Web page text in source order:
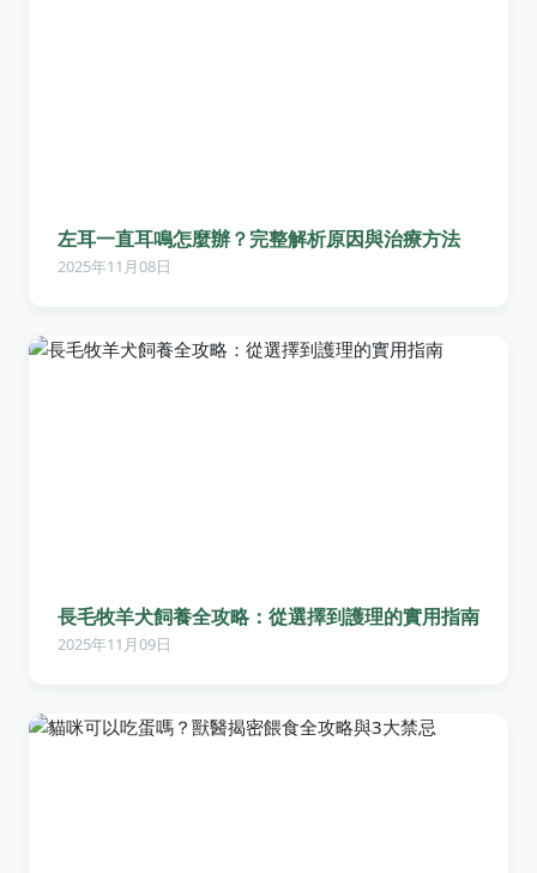
左耳一直耳鳴怎麼辦？完整解析原因與治療方法
2025年11月08日
長毛牧羊犬飼養全攻略：從選擇到護理的實用指南
2025年11月09日